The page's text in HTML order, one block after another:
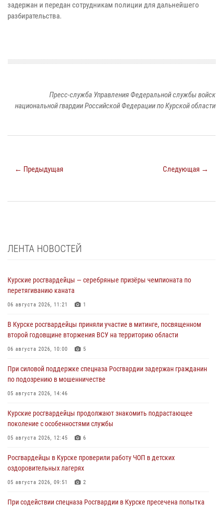
задержан и передан сотрудникам полиции для дальнейшего
разбирательства.
Пресс-служба Управления Федеральной службы войск
национальной гвардии Российской Федерации по Курской области
← Предыдущая Следующая →
ЛЕНТА НОВОСТЕЙ
Курские росгвардейцы — серебряные призёры чемпионата по
перетягиванию каната
06 августа 2026, 11:21 1
В Курске росгвардейцы приняли участие в митинге, посвященном
второй годовщине вторжения ВСУ на территорию области
06 августа 2026, 10:00 5
При силовой поддержке спецназа Росгвардии задержан гражданин
по подозрению в мошенничестве
05 августа 2026, 14:46
Курские росгвардейцы продолжают знакомить подрастающее
поколение с особенностями службы
05 августа 2026, 12:45 6
Росгвардейцы в Курске проверили работу ЧОП в детских
оздоровительных лагерях
05 августа 2026, 09:51 2
При содействии спецназа Росгвардии в Курске пресечена попытка